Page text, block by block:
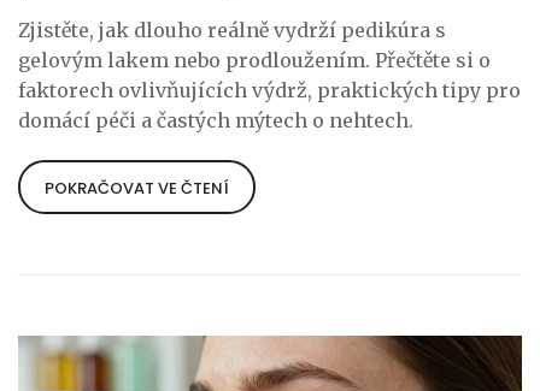
Zjistěte, jak dlouho reálně vydrží pedikúra s
gelovým lakem nebo prodloužením. Přečtěte si o
faktorech ovlivňujících výdrž, praktických tipy pro
domácí péči a častých mýtech o nehtech.
POKRAČOVAT VE ČTENÍ